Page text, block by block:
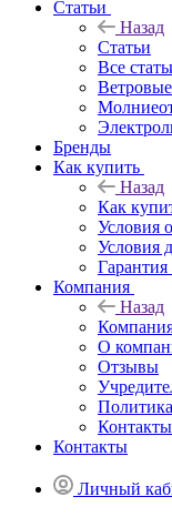
Статьи
Назад
Статьи
Все
Бренды
Как купить
Назад
Как
Условия
Условия
Гарантия
Компания
Назад
О
Отзывы
Политика
Контакты
Контакты
Личный